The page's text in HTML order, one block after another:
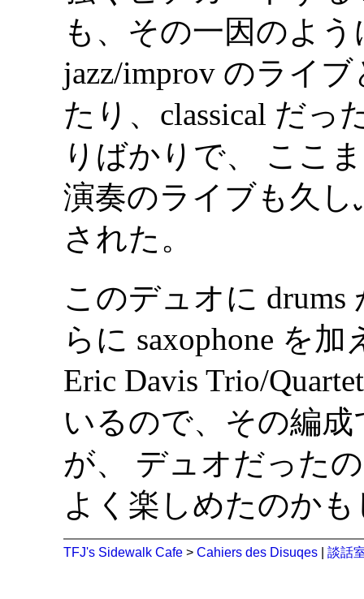
も、その一因のよ
jazz/improv のライ
たり、classical だっ
りばかりで、 ここ
演奏のライブも久
された。
このデュオに
らに saxophone を
Eric Davis Trio/
いるので、その編
が、 デュオだった
よく楽しめたのか
TFJ's Sidewalk Cafe >Cahiers des Disuqes |談話